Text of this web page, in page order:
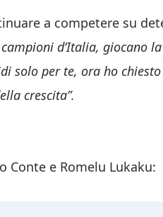
a competere su
d’Italia, giocano
solo per te, ora ho
crescita”.
Conte e Romelu Lukaku: